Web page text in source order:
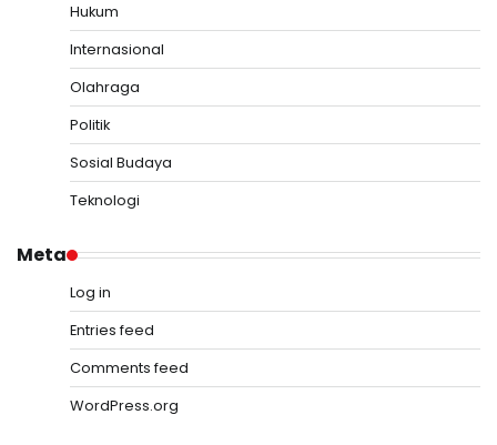
Hukum
Internasional
Olahraga
Politik
Sosial Budaya
Teknologi
Meta
Log in
Entries feed
Comments feed
WordPress.org